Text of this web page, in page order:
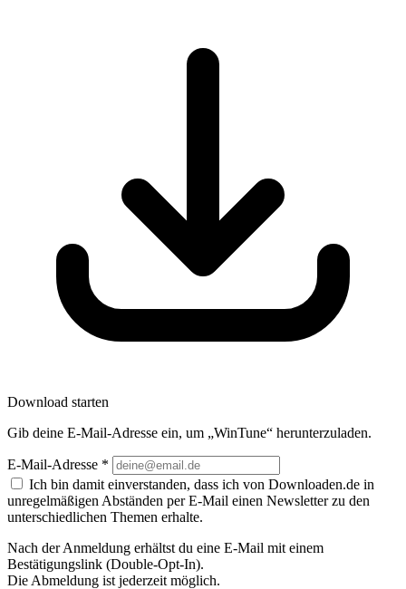
Download starten
Gib deine E-Mail-Adresse ein, um „WinTune“ herunterzuladen.
E-Mail-Adresse *
Ich bin damit einverstanden, dass ich von Downloaden.de in
unregelmäßigen Abständen per E-Mail einen Newsletter zu den
unterschiedlichen Themen erhalte.
Nach der Anmeldung erhältst du eine E-Mail mit einem
Bestätigungslink (Double-Opt-In).
Die Abmeldung ist jederzeit möglich.